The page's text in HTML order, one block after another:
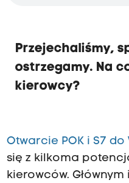
Przejechaliśmy,
ostrzegamy. Na
kierowcy?
Otwarcie POK i S7 do
się z kilkoma
kierowców.